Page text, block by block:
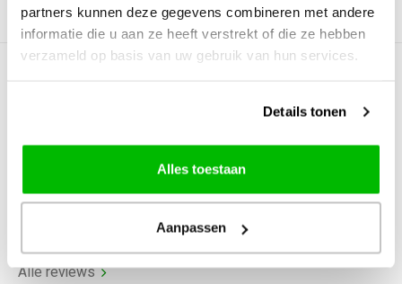
partners kunnen deze gegevens combineren met andere
informatie die u aan ze heeft verstrekt of die ze hebben
verzameld op basis van uw gebruik van hun services.
Details tonen
Alles toestaan
Aanpassen
Productomschrijving
Alle reviews